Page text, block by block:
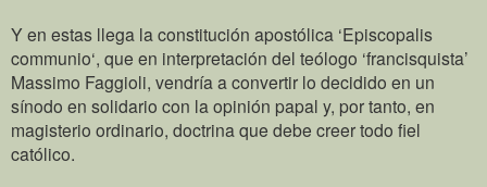
Y en estas llega la constitución apostólica ‘Episcopalis
communio‘, que en interpretación del teólogo ‘francisquista’
Massimo Faggioli, vendría a convertir lo decidido en un
sínodo en solidario con la opinión papal y, por tanto, en
magisterio ordinario, doctrina que debe creer todo fiel
católico.